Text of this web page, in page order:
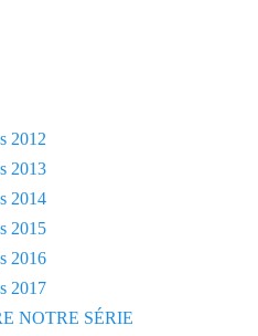
2012
2013
2014
2015
2016
2017
NOTRE SÉRIE